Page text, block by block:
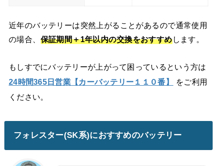
近年のバッテリーは突然上がることがあるので通常使用
の場合、 保証期間＋1年以内の交換をおすすめします。
もしすでにバッテリーが上がって困っているという方は
24時間365日営業【カーバッテリー１１０番】
をご利用
ください。
フォレスター(SK系)におすすめのバッテリー